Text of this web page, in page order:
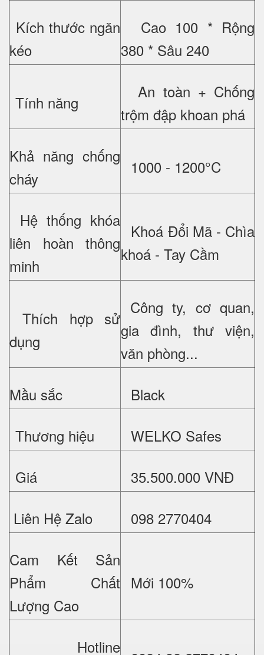
Kích thước ngăn
kéo
Cao 100 * Rộng
380 * Sâu 240
Tính năng
An toàn + Chống
trộm đập khoan phá
Khả năng chống
cháy
1000 - 1200°C
Hệ thống khóa
liên hoàn thông
minh
Khoá Đổi Mã - Chìa
khoá - Tay Cầm
Thích hợp sử
dụng
Công ty, cơ quan,
gia đình, thư viện,
văn phòng...
Mầu sắc
Black
Thương hiệu
WELKO Safes
Giá
35.500.000 VNĐ
Liên Hệ Zalo
098 2770404
Cam Kết Sản
Phẩm Chất
Lượng Cao
Mới 100%
Hotline